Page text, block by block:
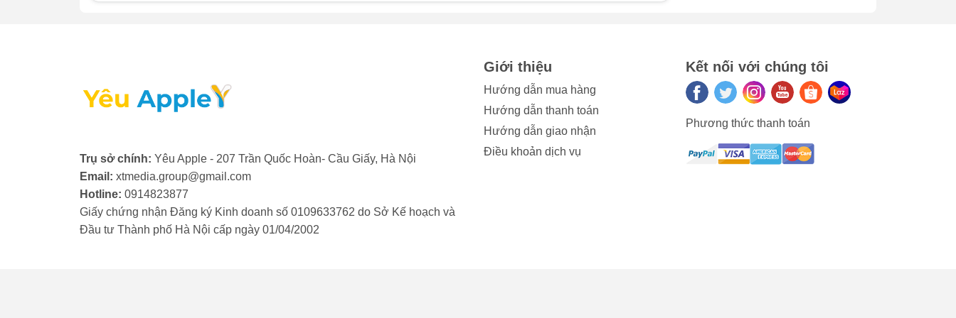
Siri không phản hồi hoặc phản hồi sai
Bạn gọi Siri nhưng trợ lý ảo không nhận diện được giọng nói của bạn, hoặc phản hồi chậm chạp và không
chính xác. Khi đó, có thể mic thoại đã không hoạt động hiệu quả như trước. Dấu hiệu này cho thấy đã đến lúc
bạn nên mang máy đi kiểm tra và thay mic thoại iPhone để Siri hoạt động bình thường trở lại.
Trụ sở chính: Yêu Apple - 207 Trần Quốc Hoàn- Cầu Giấy, Hà Nội
Email: xtmedia.group@gmail.com
Hotline: 0914823877
Giấy chứng nhận Đăng ký Kinh doanh số 0109633762 do Sở Kế hoạch và
Đầu tư Thành phố Hà Nội cấp ngày 01/04/2002
Giới thiệu
Hướng dẫn mua hàng
Hướng dẫn thanh toán
Hướng dẫn giao nhận
Điều khoản dịch vụ
Kết nối với chúng tôi
Phương thức thanh toán